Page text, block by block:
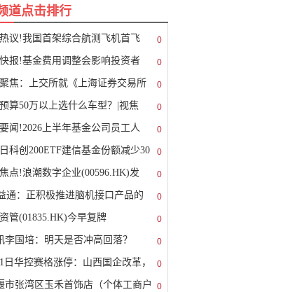
道点击排行
0
议!我国首架综合航测飞机首飞
0
报!基金费用调整会影响投资者
0
焦：上交所就《上海证券交易所
0
算50万以上选什么车型？|视焦
0
闻!2026上半年基金公司员工人
0
科创200ETF建信基金份额减少30
0
点!浪潮数字企业(00596.HK)发
0
通：正积极推进脑机接口产品的
0
管(01835.HK)今早复牌
0
李国培：明天是否冲高回落？
0
日华控赛格涨停：山西国企改革，
0
市张湾区玉禾首饰店（个体工商户